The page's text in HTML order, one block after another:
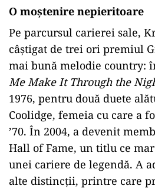
O moștenire nepieritoare
Pe parcursul carierei sale,
câștigat de trei ori premiul
mai bună melodie country:
Me Make It Through the
1976, pentru două duete
Coolidge, femeia cu care a
’70. În 2004, a devenit
Hall of Fame, un titlu ce
unei cariere de legendă. A
alte distincții, printre care